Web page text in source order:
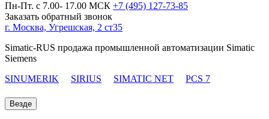
Пн-Пт. с 7.00- 17.00 МСК +7 (495) 127-73-85
Заказать обратный звонок
г. Москва, Угрешская, 2 ст35
Simatic-RUS продажа промышленной автоматизации Simatic
Siemens
SINUMERIK
SIRIUS SIMATIC NET PCS 7
Везде